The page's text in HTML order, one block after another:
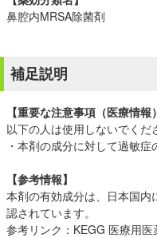
鼻腔内MRSA除菌剤
補足説明
【重要な注意事項（医療情報
以下の人は使用しないでくだ
・本剤の成分に対して過敏
【参考情報】
本剤の有効成分は、日本国
認されています。
参考リンク： KEGG 医療用医